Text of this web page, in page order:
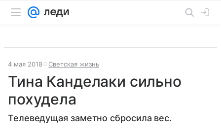
4 мая 2018 Светская жизнь
Тина Канделаки сильно
похудела
Телеведущая заметно сбросила вес.